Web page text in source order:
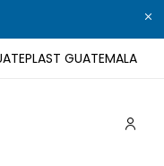
GUATEMALA